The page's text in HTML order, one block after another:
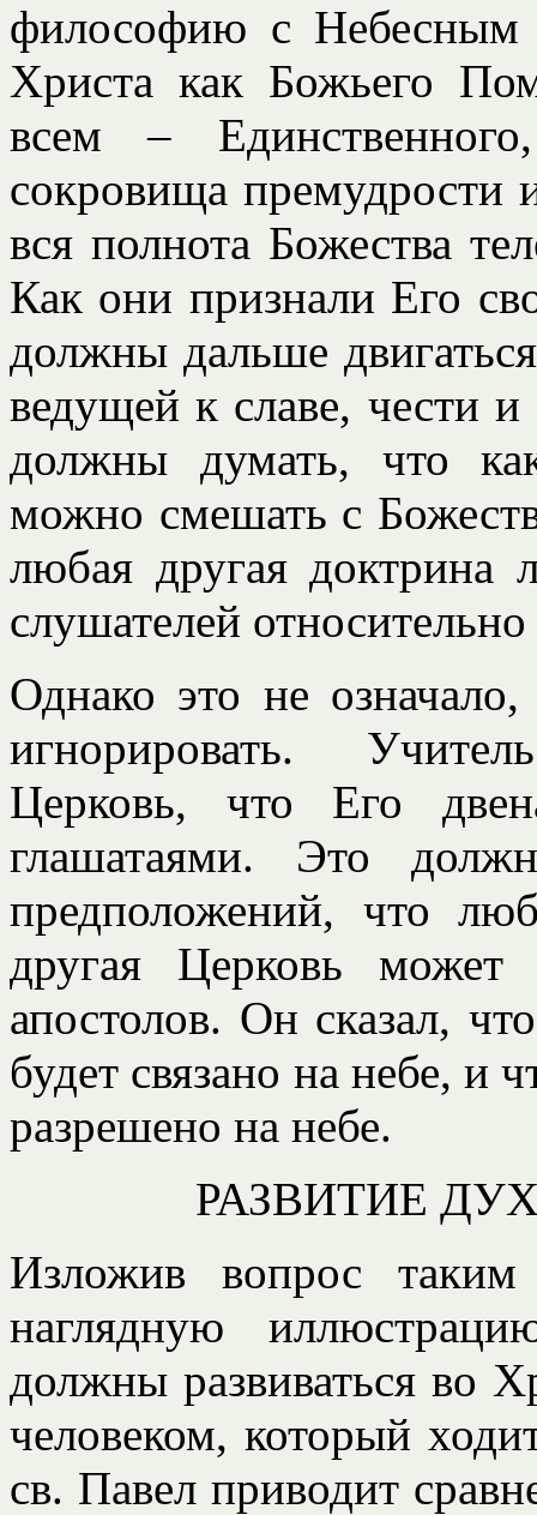
философию с Небесным
Христа как Божьего
всем –
сокровища премудрости
вся полнота Божества
Как они признали Его
должны дальше
ведущей к славе, чести
должны думать, что
можно смешать с
любая другая доктрина
слушателей
Однако это не
игнорировать.
Церковь, что Его
глашатаями. Это
предположений, что
другая Церковь
апостолов. Он сказал,
будет связано на небе, и
разрешено на небе.
РАЗВИТИЕ
Изложив вопрос таким
наглядную
должны развиваться во
человеком, который
св. Павел приводит